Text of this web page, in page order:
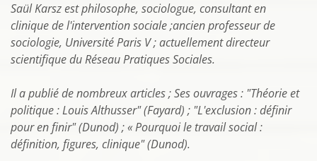
Saül Karsz est philosophe, sociologue, consultant en
clinique de l'intervention sociale ;ancien professeur de
sociologie, Université Paris V ; actuellement directeur
scientifique du Réseau Pratiques Sociales.
Il a publié de nombreux articles ; Ses ouvrages : "Théorie et
politique : Louis Althusser" (Fayard) ; "L'exclusion : définir
pour en finir" (Dunod) ; « Pourquoi le travail social :
définition, figures, clinique" (Dunod).